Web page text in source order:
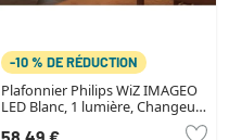
-10 % DE RÉDUCTION
Plafonnier Philips WiZ IMAGEO
LED Blanc, 1 lumière, Changeur